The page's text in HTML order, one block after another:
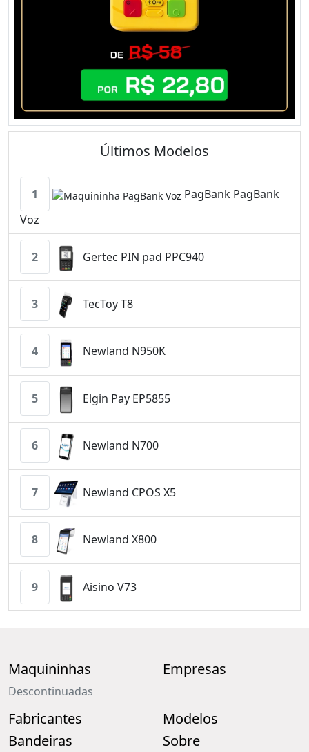
Últimos Modelos
1
PagBank PagBank
Voz
2 Gertec PIN pad PPC940
3 TecToy T8
4 Newland N950K
5 Elgin Pay EP5855
6 Newland N700
7 Newland CPOS X5
8 Newland X800
9 Aisino V73
Maquininhas
Descontinuadas
Empresas
Fabricantes
Modelos
Bandeiras
Sobre